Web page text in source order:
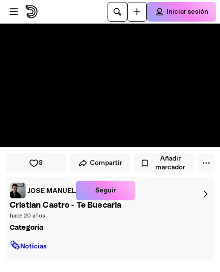
Saltar al reproductor
Saltar al contenido principal
Iniciar sesión
8 Compartir
Añadir
marcador
JOSE MANUEL Seguir
Cristian Castro - Te Buscaria
hace 20 años
Categoría
🗞Noticias